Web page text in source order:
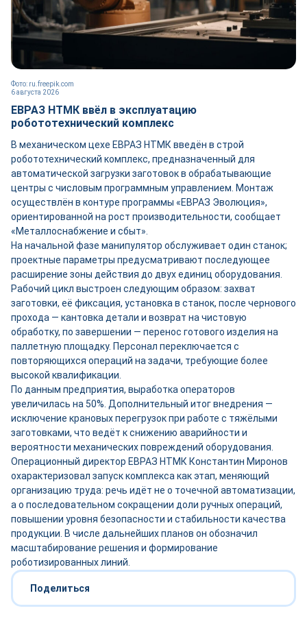
6 августа 2026
Фото: ru.freepik.com
ЕВРАЗ НТМК ввёл в эксплуатацию
робототехнический комплекс
В механическом цехе ЕВРАЗ НТМК введён в строй
робототехнический комплекс, предназначенный для
автоматической загрузки заготовок в обрабатывающие
центры с числовым программным управлением. Монтаж
осуществлён в контуре программы «ЕВРАЗ Эволюция»,
ориентированной на рост производительности, сообщает
«Металлоснабжение и сбыт».
На начальной фазе манипулятор обслуживает один станок;
проектные параметры предусматривают последующее
расширение зоны действия до двух единиц оборудования.
Рабочий цикл выстроен следующим образом: захват
заготовки, её фиксация, установка в станок, после чернового
прохода — кантовка детали и возврат на чистовую
обработку, по завершении — перенос готового изделия на
паллетную площадку. Персонал переключается с
повторяющихся операций на задачи, требующие более
высокой квалификации.
По данным предприятия, выработка операторов
увеличилась на 50%. Дополнительный итог внедрения —
исключение крановых перегрузок при работе с тяжёлыми
заготовками, что ведёт к снижению аварийности и
вероятности механических повреждений оборудования.
Операционный директор ЕВРАЗ НТМК Константин Миронов
охарактеризовал запуск комплекса как этап, меняющий
организацию труда: речь идёт не о точечной автоматизации,
а о последовательном сокращении доли ручных операций,
повышении уровня безопасности и стабильности качества
продукции. В числе дальнейших планов он обозначил
масштабирование решения и формирование
роботизированных линий.
Поделиться